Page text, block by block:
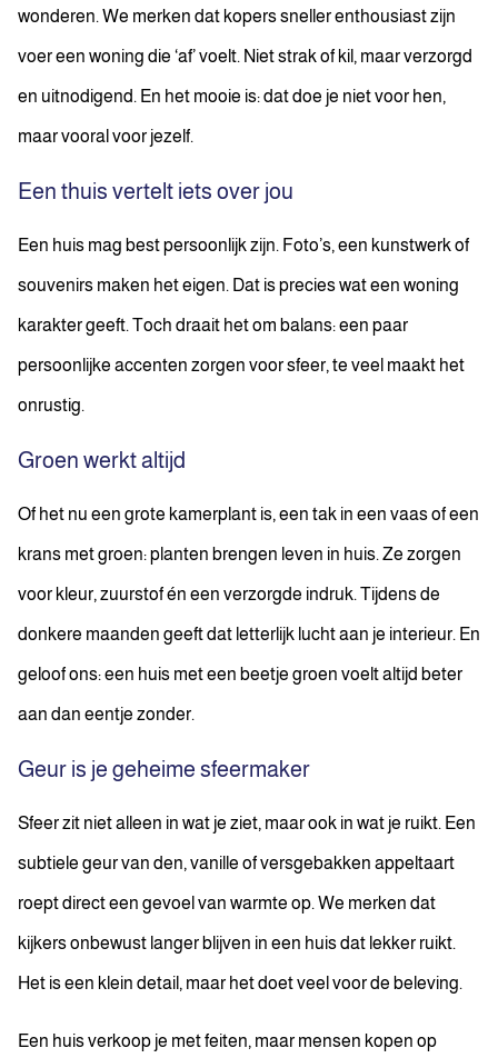
wonderen. We merken dat kopers sneller enthousiast zijn
voer een woning die ‘af’ voelt. Niet strak of kil, maar verzorgd
en uitnodigend. En het mooie is: dat doe je niet voor hen,
maar vooral voor jezelf.
Een thuis vertelt iets over jou
Een huis mag best persoonlijk zijn. Foto’s, een kunstwerk of
souvenirs maken het eigen. Dat is precies wat een woning
karakter geeft. Toch draait het om balans: een paar
persoonlijke accenten zorgen voor sfeer, te veel maakt het
onrustig.
Groen werkt altijd
Of het nu een grote kamerplant is, een tak in een vaas of een
krans met groen: planten brengen leven in huis. Ze zorgen
voor kleur, zuurstof én een verzorgde indruk. Tijdens de
donkere maanden geeft dat letterlijk lucht aan je interieur. En
geloof ons: een huis met een beetje groen voelt altijd beter
aan dan eentje zonder.
Geur is je geheime sfeermaker
Sfeer zit niet alleen in wat je ziet, maar ook in wat je ruikt. Een
subtiele geur van den, vanille of versgebakken appeltaart
roept direct een gevoel van warmte op. We merken dat
kijkers onbewust langer blijven in een huis dat lekker ruikt.
Het is een klein detail, maar het doet veel voor de beleving.
Een huis verkoop je met feiten, maar mensen kopen op